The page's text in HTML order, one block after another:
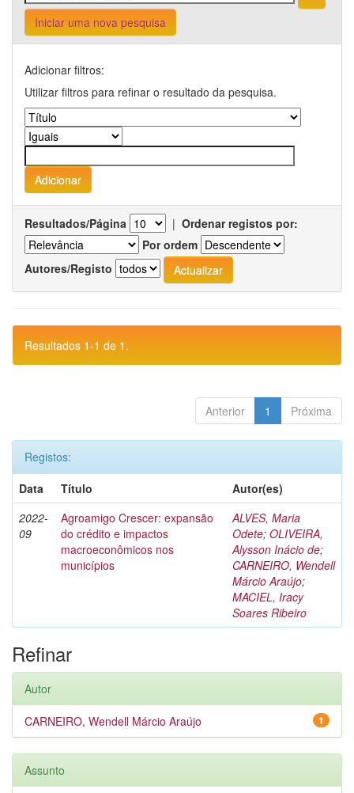
Iniciar uma nova pesquisa
Adicionar filtros:
Utilizar filtros para refinar o resultado da pesquisa.
Resultados/Página | Ordenar registos por:
Por ordem
Autores/Registo
Resultados 1-1 de 1.
Anterior 1 Próxima
Registos:
Data
Título
Autor(es)
2022-
09
Agroamigo Crescer: expansão
do crédito e impactos
macroeconômicos nos
municípios
ALVES, Maria
Odete; OLIVEIRA,
Alysson Inácio de;
CARNEIRO, Wendell
Márcio Araújo;
MACIEL, Iracy
Soares Ribeiro
Refinar
Autor
1
CARNEIRO, Wendell Márcio Araújo
Assunto